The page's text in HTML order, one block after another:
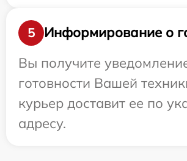
5
Информирование о
Вы получите
готовности Вашей
курьер доставит ее по
адресу.